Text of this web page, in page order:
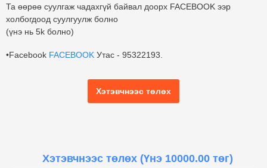
Та өөрөө суулгаж чадахгүй байвал доорх FACEBOOK ээр
холбогдоод суулгуулж болно
(үнэ нь 5k болно)
•Facebook FACEBOOK Утас - 95322193.
Хэтэвчнээс төлөх
Хэтэвчнээс төлөх (Үнэ 10000.00 төг)